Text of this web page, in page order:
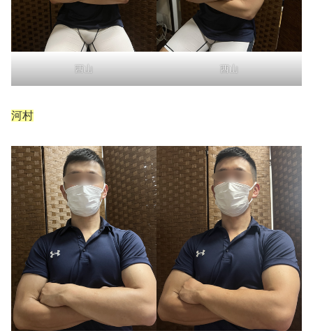
西山 西山
河村